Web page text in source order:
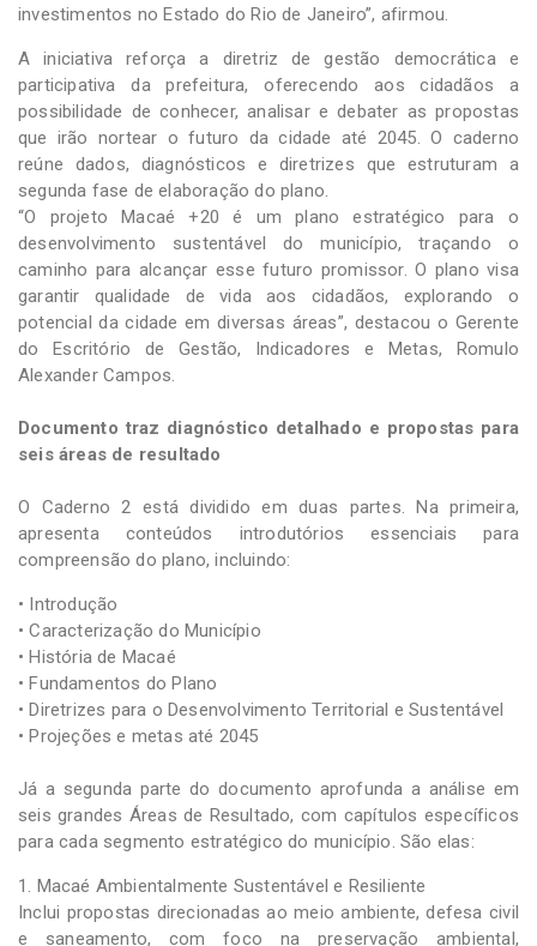
investimentos no Estado do Rio de Janeiro”, afirmou.
A iniciativa reforça a diretriz de gestão democrática e
participativa da prefeitura, oferecendo aos cidadãos a
possibilidade de conhecer, analisar e debater as propostas
que irão nortear o futuro da cidade até 2045. O caderno
reúne dados, diagnósticos e diretrizes que estruturam a
segunda fase de elaboração do plano.
“O projeto Macaé +20 é um plano estratégico para o
desenvolvimento sustentável do município, traçando o
caminho para alcançar esse futuro promissor. O plano visa
garantir qualidade de vida aos cidadãos, explorando o
potencial da cidade em diversas áreas”, destacou o Gerente
do Escritório de Gestão, Indicadores e Metas, Romulo
Alexander Campos.
Documento traz diagnóstico detalhado e propostas para
seis áreas de resultado
O Caderno 2 está dividido em duas partes. Na primeira,
apresenta conteúdos introdutórios essenciais para
compreensão do plano, incluindo:
• Introdução
• Caracterização do Município
• História de Macaé
• Fundamentos do Plano
• Diretrizes para o Desenvolvimento Territorial e Sustentável
• Projeções e metas até 2045
Já a segunda parte do documento aprofunda a análise em
seis grandes Áreas de Resultado, com capítulos específicos
para cada segmento estratégico do município. São elas:
1. Macaé Ambientalmente Sustentável e Resiliente
Inclui propostas direcionadas ao meio ambiente, defesa civil
e saneamento, com foco na preservação ambiental,